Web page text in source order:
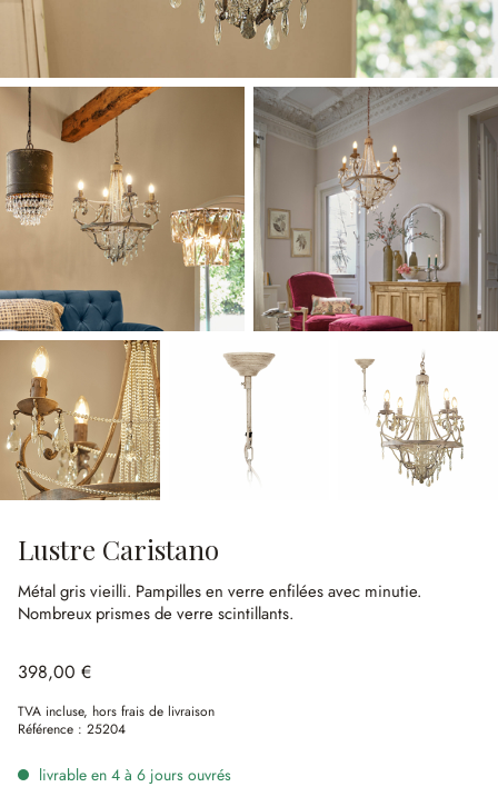
Lustre Caristano
Métal gris vieilli. Pampilles en verre enfilées avec minutie.
Nombreux prismes de verre scintillants.
398,00 €
TVA incluse, hors frais de livraison
Référence : 25204
livrable en 4 à 6 jours ouvrés